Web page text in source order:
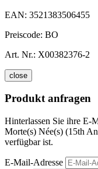
EAN: 3521383506455
Preiscode: BO
Art. Nr.: X00382376-2
close
Produkt anfragen
Hinterlassen Sie ihre E-
Morte(s) Née(s) (15th
verfügbar ist.
E-Mail-Adresse